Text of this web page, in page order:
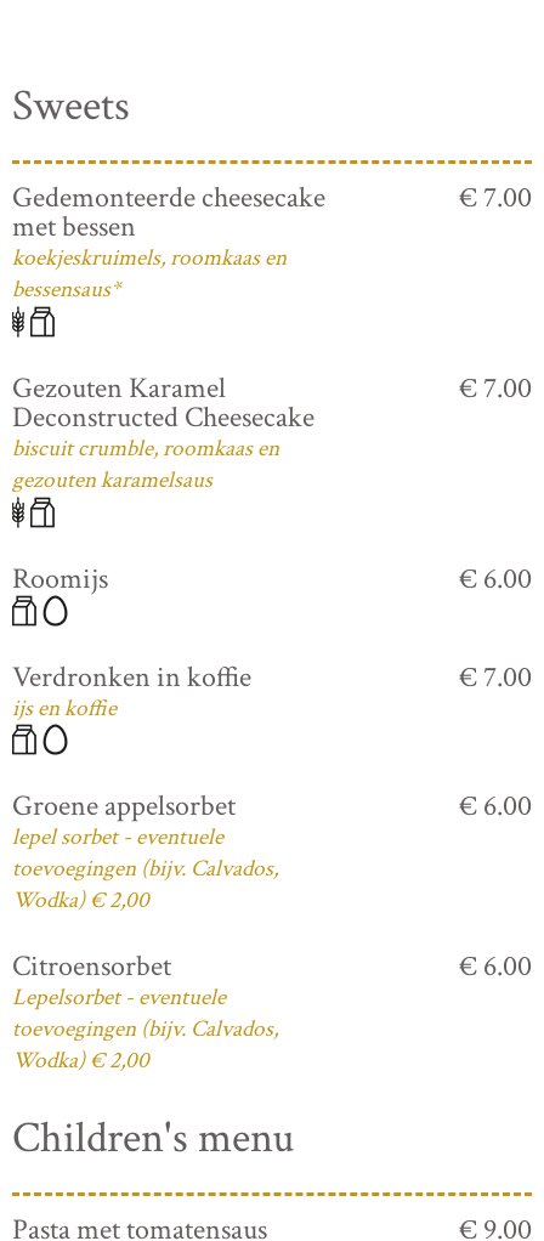
Sweets
Gedemonteerde cheesecake
met bessen
koekjeskruimels, roomkaas en
bessensaus*
€ 7.00
Gezouten Karamel
Deconstructed Cheesecake
biscuit crumble, roomkaas en
gezouten karamelsaus
€ 7.00
Roomijs € 6.00
Verdronken in koffie
ijs en koffie
€ 7.00
Groene appelsorbet
lepel sorbet - eventuele
toevoegingen (bijv. Calvados,
Wodka) € 2,00
€ 6.00
Citroensorbet
Lepelsorbet - eventuele
toevoegingen (bijv. Calvados,
Wodka) € 2,00
€ 6.00
Children's menu
Pasta met tomatensaus € 9.00